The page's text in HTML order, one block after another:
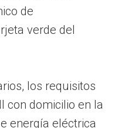
de
verde del
los requisitos
con domicilio en la
energía eléctrica